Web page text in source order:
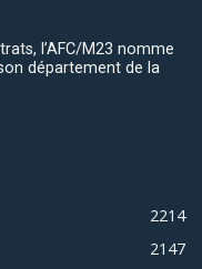
l’AFC/M23 nomme
département de la
2214
2147